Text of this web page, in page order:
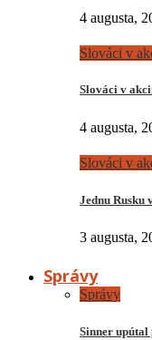
4 augusta,
Slováci v
Slováci v
4 augusta,
Slováci v
Jednu
3 augusta,
Správy
Správy
Sinner